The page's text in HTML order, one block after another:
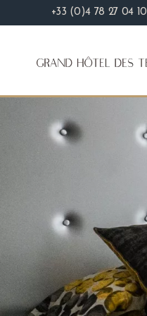
+33 (0)4 78 27 04 10